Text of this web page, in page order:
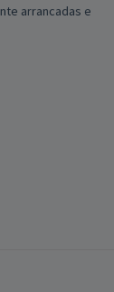
arrancadas e